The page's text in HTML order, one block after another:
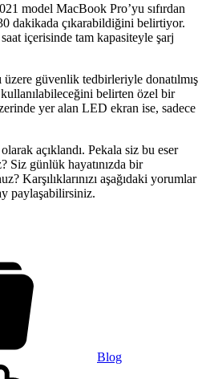
model MacBook Pro’yu sıfırdan
dakikada çıkarabildiğini belirtiyor.
içerisinde tam kapasiteyle şarj
üzere güvenlik tedbirleriyle donatılmış
belirten özel bir
yer alan LED ekran ise, sadece
açıklandı. Pekala siz bu eser
Siz günlük hayatınızda bir
Karşılıklarınızı aşağıdaki yorumlar
paylaşabilirsiniz.
Blog